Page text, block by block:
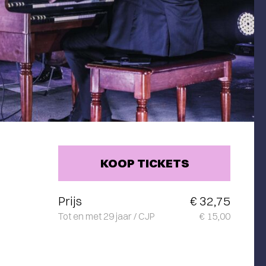
KOOP TICKETS
Prijs € 32,75
Tot en met 29 jaar / CJP € 15,00